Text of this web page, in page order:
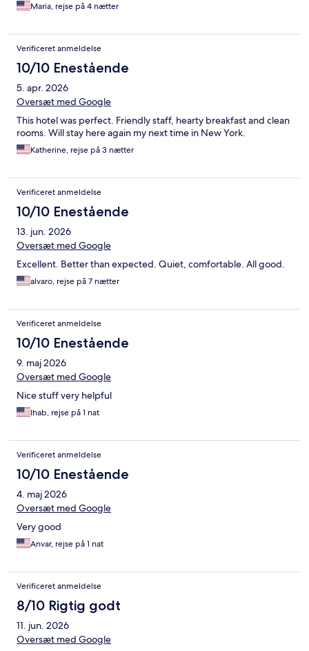
Maria, rejse på 4 nætter
Verificeret anmeldelse
10/10 Enestående
5. apr. 2026
Oversæt med Google
This hotel was perfect. Friendly staff, hearty breakfast and clean
rooms. Will stay here again my next time in New York.
Katherine, rejse på 3 nætter
Verificeret anmeldelse
10/10 Enestående
13. jun. 2026
Oversæt med Google
Excellent. Better than expected. Quiet, comfortable. All good.
alvaro, rejse på 7 nætter
Verificeret anmeldelse
10/10 Enestående
9. maj 2026
Oversæt med Google
Nice stuff very helpful
Ihab, rejse på 1 nat
Verificeret anmeldelse
10/10 Enestående
4. maj 2026
Oversæt med Google
Very good
Anvar, rejse på 1 nat
Verificeret anmeldelse
8/10 Rigtig godt
11. jun. 2026
Oversæt med Google